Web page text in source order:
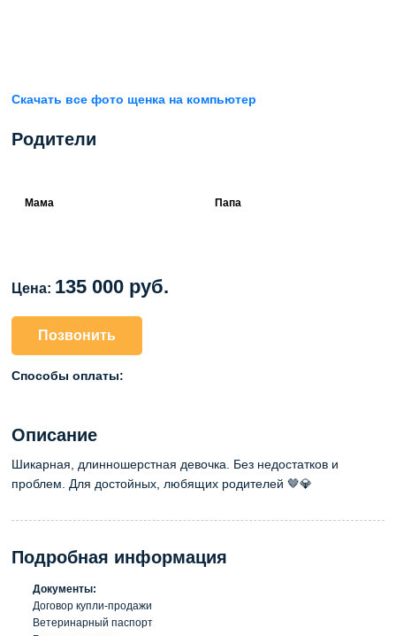
Скачать все фото щенка на компьютер
Родители
Мама Папа
Цена: 135 000 руб.
Позвонить
Способы оплаты:
Описание
Шикарная, длинношерстная девочка. Без недостатков и
проблем. Для достойных, любящих родителей 🤎💎
Подробная информация
Документы:
Договор купли-продажи
Ветеринарный паспорт